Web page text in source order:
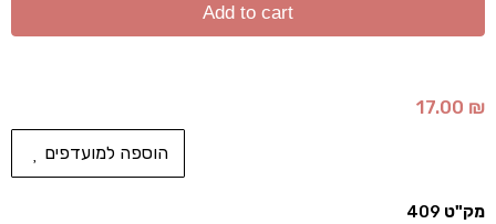
Add to cart
17.00 ₪
הוספה למועדפים
מק"ט 409